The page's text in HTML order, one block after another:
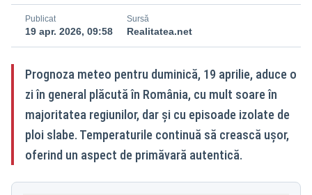
Publicat
19 apr. 2026, 09:58
Sursă
Realitatea.net
Prognoza meteo pentru duminică, 19 aprilie, aduce o
zi în general plăcută în România, cu mult soare în
majoritatea regiunilor, dar și cu episoade izolate de
ploi slabe. Temperaturile continuă să crească ușor,
oferind un aspect de primăvară autentică.